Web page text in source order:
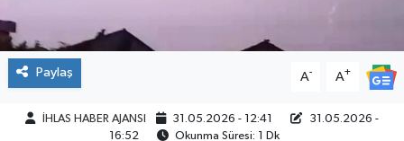
Paylaş A- A+
İHLAS HABER AJANSI 31.05.2026 - 12:41
31.05.2026 -
16:52
Okunma Süresi: 1 Dk